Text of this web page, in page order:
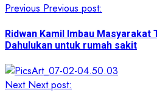
Previous Previous post:
Ridwan Kamil Imbau Masyarakat
Dahulukan untuk rumah sakit
Next Next post: